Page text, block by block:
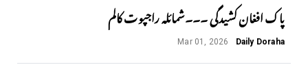
پاک افغان کشیدگی ۔۔۔شمائلہ راجپوت کالم
Daily Doraha
Mar 01, 2026